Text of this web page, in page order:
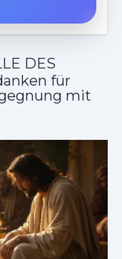
DES
für
mit